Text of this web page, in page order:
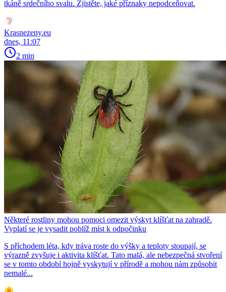
tkáně srdečního svalu. Zjistěte, jaké příznaky nepodceňovat.
Krasnezeny.eu
dnes, 11:07
2 min
Některé rostliny mohou pomoci omezit výskyt klíšťat na zahradě.
Vyplatí se je vysadit poblíž míst k odpočinku
S příchodem léta, kdy tráva roste do výšky a teploty stoupají, se
výrazně zvyšuje i aktivita klíšťat. Tato malá, ale nebezpečná stvoření
se v tomto období hojně vyskytují v přírodě a mohou nám způsobit
nemalé...